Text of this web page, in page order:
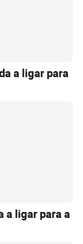
a ligar para
a ligar para a